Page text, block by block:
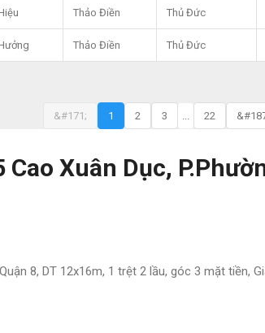
Thảo Điền Thủ Đức
Thảo Điền Thủ Đức
&#171; 1 2 3 ... 22
Xuân Dục,
8, DT 12x16m, 1 trệt 2 lầu, góc 3 mặt tiền,